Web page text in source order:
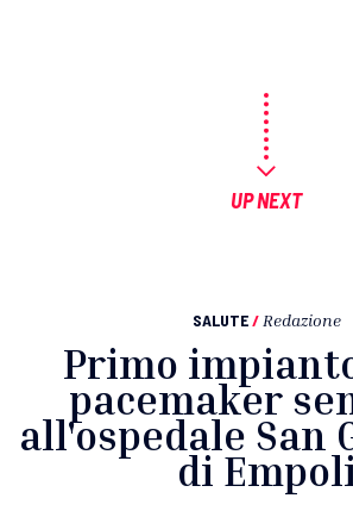
UP NEXT
SALUTE / Redazione
Primo
pacemaker
all'ospedale San
di Empoli